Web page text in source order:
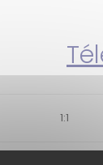
1:1